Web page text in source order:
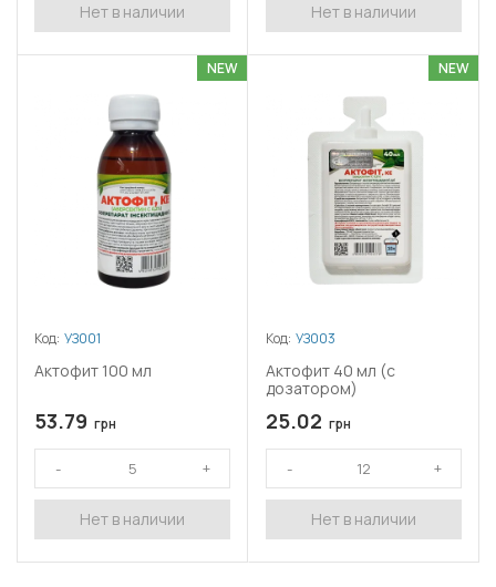
Нет в наличии Нет в наличии
NEW
Код: УЗ001
Актофит 100 мл
53.79 грн
Нет в наличии
NEW
Код: УЗ003
Актофит 40 мл (с
дозатором)
25.02 грн
Нет в наличии